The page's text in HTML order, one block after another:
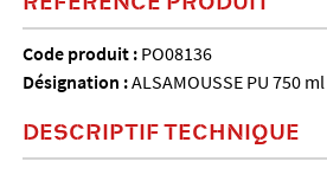
Code produit : PO08136
Désignation :ALSAMOUSSE PU 750 ml
DESCRIPTIF TECHNIQUE